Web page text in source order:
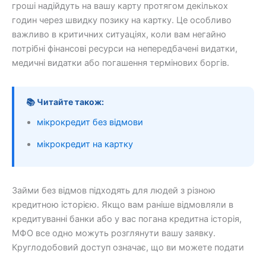
гроші надійдуть на вашу карту протягом декількох
годин через швидку позику на картку. Це особливо
важливо в критичних ситуаціях, коли вам негайно
потрібні фінансові ресурси на непередбачені видатки,
медичні видатки або погашення термінових боргів.
📚 Читайте також:
мікрокредит без відмови
мікрокредит на картку
Займи без відмов підходять для людей з різною
кредитною історією. Якщо вам раніше відмовляли в
кредитуванні банки або у вас погана кредитна історія,
МФО все одно можуть розглянути вашу заявку.
Круглодобовий доступ означає, що ви можете подати